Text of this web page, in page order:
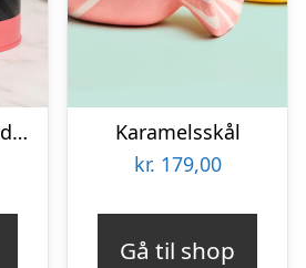
Baileys Luxury Fudge 250 gram
Karamelsskål
kr. 179,00
Gå til shop